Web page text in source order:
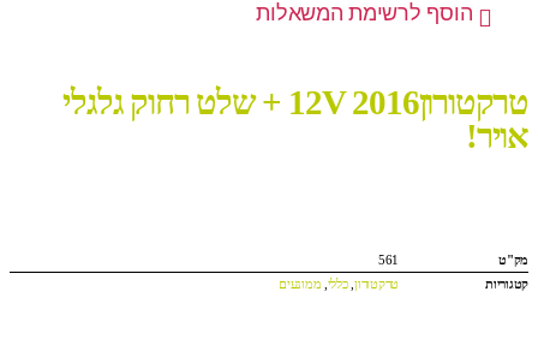
הוסף לרשימת המשאלות
טרקטורון2016 12V + שלט רחוק גלגלי
אויר!
מק"ט
561
קטגוריות
טרקטורון,כללי ממונעים